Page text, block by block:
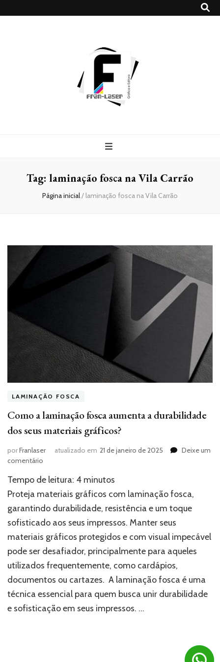
Tag: laminação fosca na Vila Carrão
Página inicial/ laminação fosca na Vila Carrão
LAMINAÇÃO FOSCA
Como a laminação fosca aumenta a durabilidade
dos seus materiais gráficos?
porFranlaser atualizado em 21 de janeiro de 2025
Deixe um
comentário
a
laminação
aumenta
a
durabilidade
dos
seus
materiais
Tempo de leitura: 4 minutos
Proteja materiais gráficos com laminação fosca,
garantindo durabilidade, resistência e um toque
sofisticado aos seus impressos. Manter seus
materiais gráficos protegidos e com visual impecável
pode ser desafiador, principalmente para aqueles
utilizados frequentemente, como cardápios,
documentos ou cartazes. A laminação fosca é uma
técnica essencial para quem busca unir durabilidade
e sofisticação em seus impressos. …